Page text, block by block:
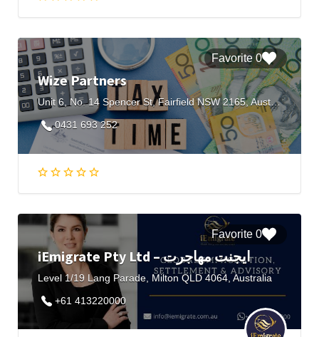
0 Favorite
Wize Partners
Unit 6, No. 14 Spencer St, Fairfield NSW 2165, Australia
0431 693 252
0 Favorite
iEmigrate Pty Ltd – ایجنت مهاجرت
Level 1/19 Lang Parade, Milton QLD 4064, Australia
+61 413220000